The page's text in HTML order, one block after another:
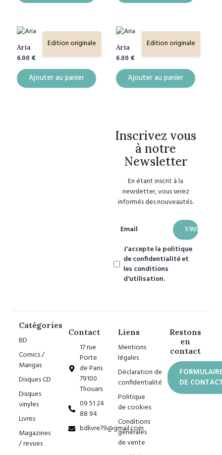
Edition originale
Aria
6.00 €
Ajouter au panier
Edition originale
Aria
6.00 €
Ajouter au panier
Inscrivez vous
à notre
Newsletter
En étant inscrit à la
newsletter, vous serez
informés des nouveautés.
Email
J'accepte la politique
de confidentialité et
les conditions
d'utilisation.
Catégories
BD
Comics /
Mangas
Disques CD
Disques
vinyles
Livres
Magazines
/ revues
Contact
17 rue
Porte
de Paris
79100
Thouars
09 51 24
88 94
bdlivre79@gmail.com
Liens
Mentions
légales
Déclaration de
confidentialité
Politique
de cookies
Conditions
générales
de vente
Restons
en
contact
DE